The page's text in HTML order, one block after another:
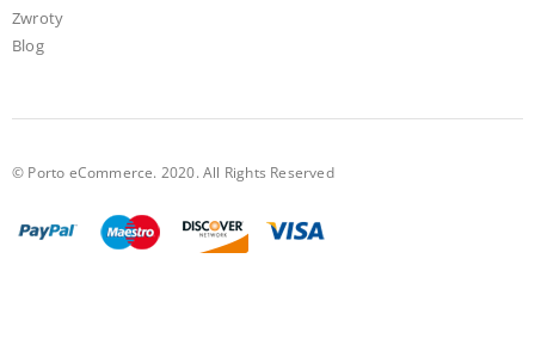
Zwroty
Blog
© Porto eCommerce. 2020. All Rights Reserved